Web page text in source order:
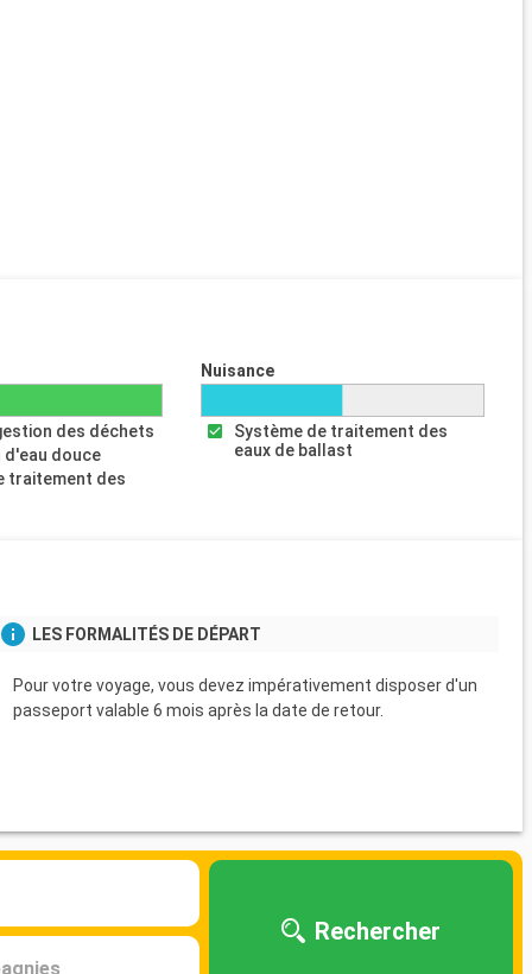
des déchets
douce
traitement des
Nuisance
Système de traitement des
eaux de ballast
LES FORMALITÉS DE DÉPART
Pour votre voyage, vous devez impérativement disposer d'un
passeport valable 6 mois après la date de retour.
Rechercher